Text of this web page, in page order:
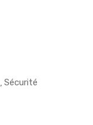
Sécurité